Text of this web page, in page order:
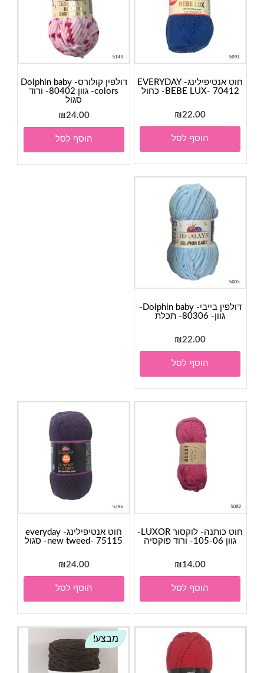
דולפין קולורס- Dolphin baby
colors- גוון 80402- ורוד
סגול
₪24.00
הוסף לסל
חוט אנטיפילינג- EVERYDAY
BEBE LUX- 70412- כחול
₪22.00
הוסף לסל
דולפין בייבי- Dolphin baby-
גוון- 80306- תכלת
₪22.00
הוסף לסל
חוט כותנה- לוקסור LUXOR-
גוון 105-06- ורוד פוקסיה
₪14.00
הוסף לסל
חוט אנטיפילינג- everyday
new tweed- 75115- סגול
₪24.00
הוסף לסל
מבצע!